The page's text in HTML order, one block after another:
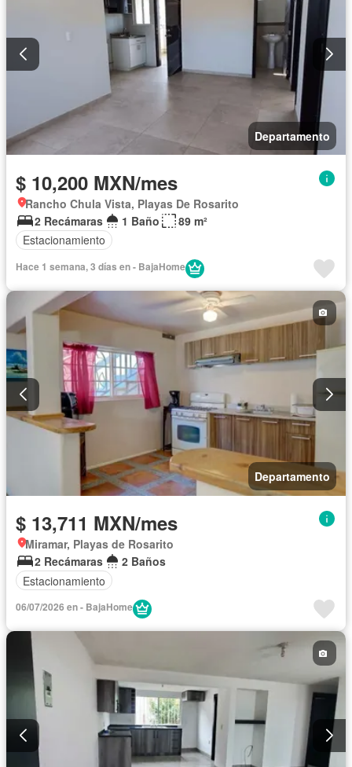
Departamento
$ 10,200 MXN/mes
Rancho Chula Vista, Playas De Rosarito
2 Recámaras
1 Baño
89 m²
Estacionamiento
Hace 1 semana, 3 días en - BajaHome
Departamento
$ 13,711 MXN/mes
Miramar, Playas de Rosarito
2 Recámaras
2 Baños
Estacionamiento
06/07/2026 en - BajaHome